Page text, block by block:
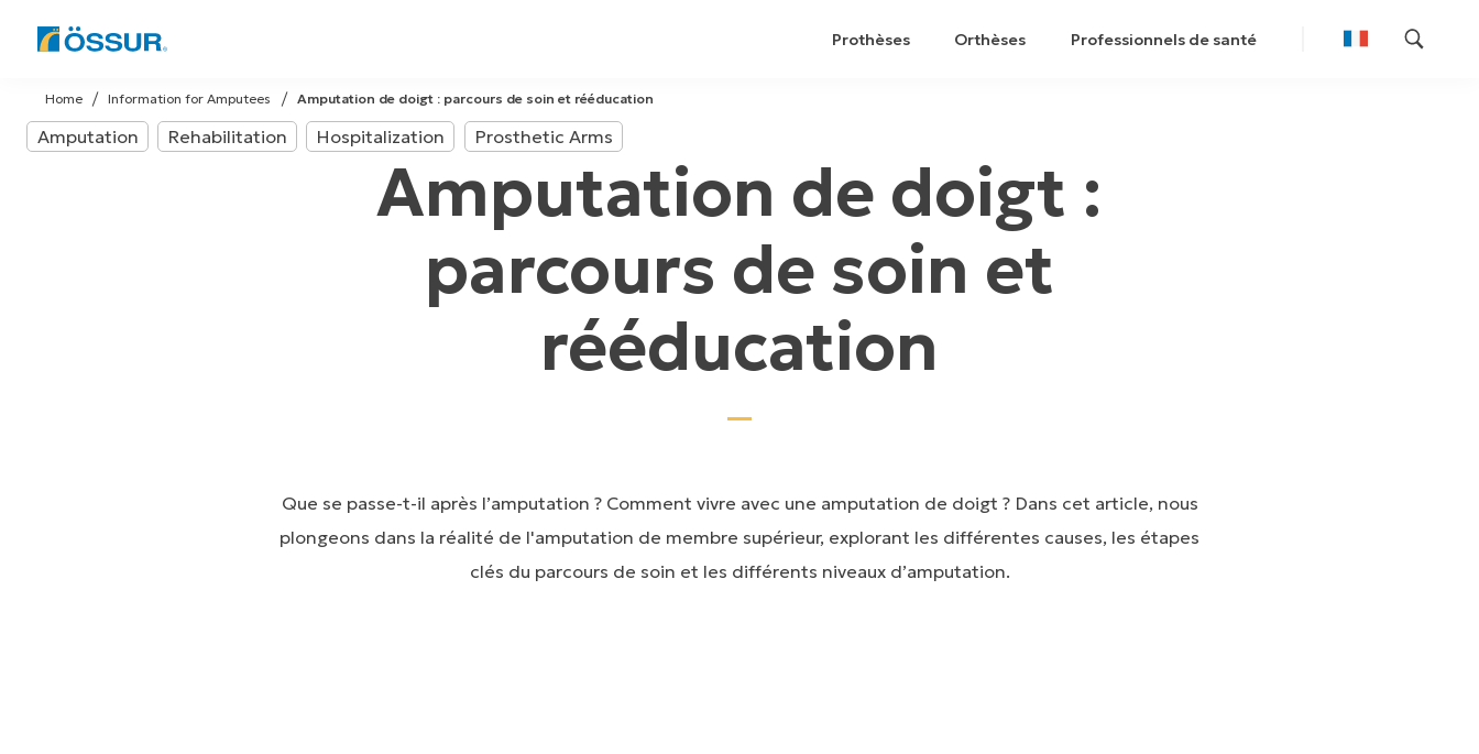
Skip
to
content
Prothèses Orthèses Professionnels de santé
Amputation de doigt : parcours de soin et rééducation
Information for Amputees
Home
Amputation Rehabilitation Hospitalization Prosthetic Arms
Amputation de doigt :
parcours de soin et
rééducation
Que se passe-t-il après l’amputation ? Comment vivre avec une amputation de doigt ? Dans cet article, nous
plongeons dans la réalité de l'amputation de membre supérieur, explorant les différentes causes, les étapes
clés du parcours de soin et les différents niveaux d’amputation.